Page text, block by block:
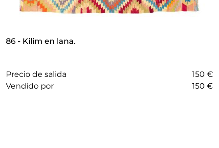
86 - Kilim en lana.
Precio de salida
150 €
vendido por
150 €